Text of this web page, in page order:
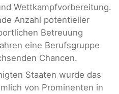
Wettkampfvorbereitung.
Anzahl potentieller
Betreuung
eine Berufsgruppe
Chancen.
Staaten wurde das
von Prominenten in